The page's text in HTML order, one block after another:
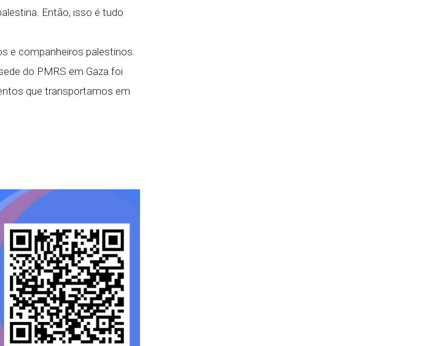
Então, isso é tudo
e companheiros palestinos.
do PMRS em Gaza foi
que transportamos em